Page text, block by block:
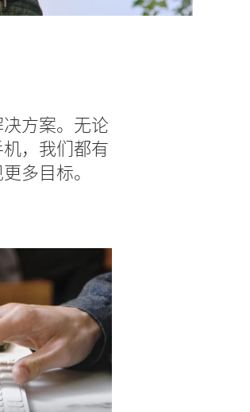
方案。无论
，我们都有
多目标。